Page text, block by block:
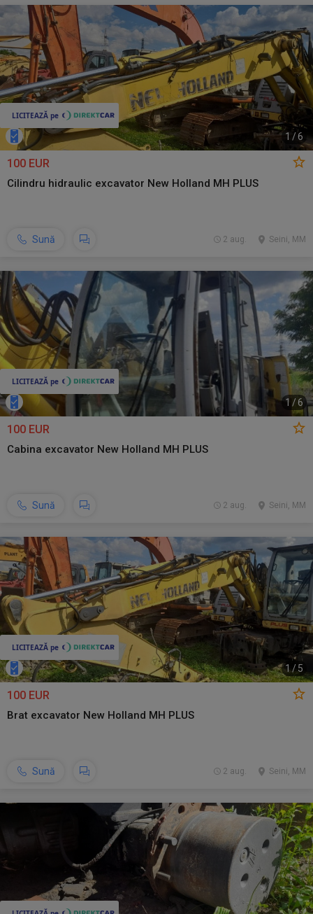
1 /6
100 EUR
Cilindru hidraulic excavator New Holland MH PLUS
Sună Seini, MM
2 aug.
1 /6
100 EUR
Cabina excavator New Holland MH PLUS
Sună Seini, MM
2 aug.
1/5
100 EUR
Brat excavator New Holland MH PLUS
Sună Seini, MM
2 aug.